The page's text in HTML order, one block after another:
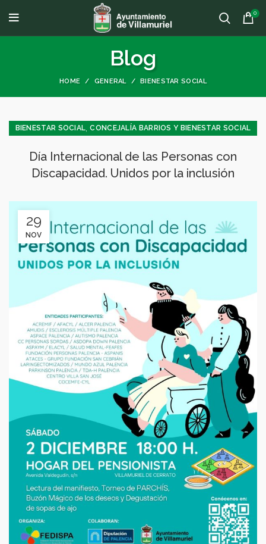
0
Blog
HOME GENERAL BIENESTAR SOCIAL
BIENESTAR SOCIAL ,CONCEJALÍA BARRIOS Y BIENESTAR SOCIAL
Día Internacional de las Personas con
Discapacidad. Unidos por la inclusión
29
NOV